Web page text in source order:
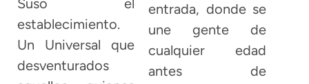
Suso el
establecimiento.
Un Universal que
desventurados
entrada, donde se
une gente de
cualquier edad
antes de